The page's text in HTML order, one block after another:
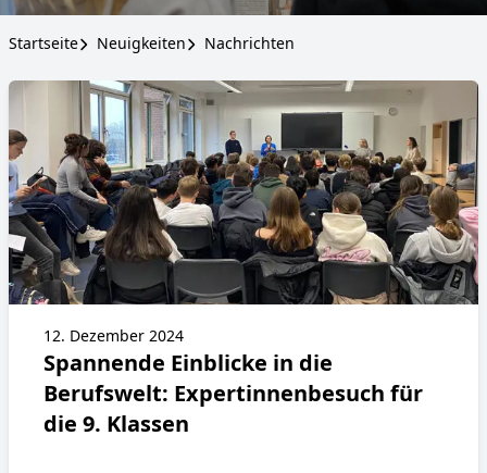
Startseite Neuigkeiten Nachrichten
12. Dezember 2024
Spannende Einblicke in die
Berufswelt: Expertinnenbesuch für
die 9. Klassen